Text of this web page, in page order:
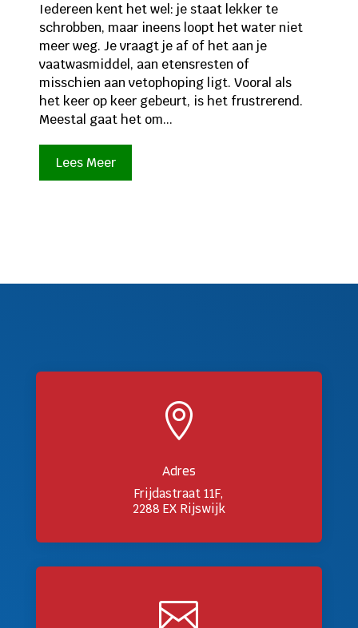
Iedereen kent het wel: je staat lekker te
schrobben, maar ineens loopt het water niet
meer weg. Je vraagt je af of het aan je
vaatwasmiddel, aan etensresten of
misschien aan vetophoping ligt. Vooral als
het keer op keer gebeurt, is het frustrerend.
Meestal gaat het om...
Lees Meer

Adres
Frijdastraat 11F,
2288 EX Rijswijk
